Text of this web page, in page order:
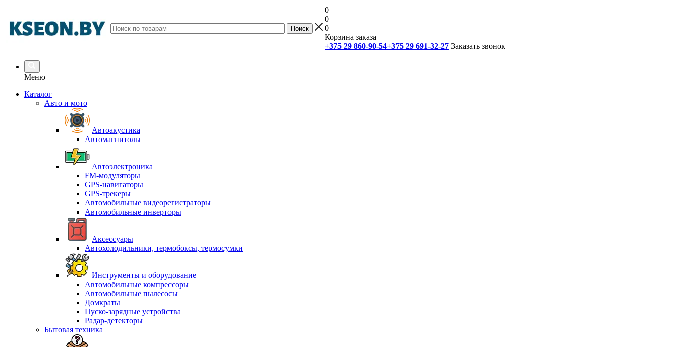
0
0
0
Корзина заказа
+375 29 860-90-54+375 29 691-32-27 Заказать звонок
Меню
Каталог
Авто и мото
Автоакустика
Автомагнитолы
Автоэлектроника
FM-модуляторы
GPS-навигаторы
GPS-трекеры
Автомобильные видеорегистраторы
Автомобильные инверторы
Аксессуары
Автохолодильники, термобоксы, термосумки
Инструменты и оборудование
Автомобильные компрессоры
Автомобильные пылесосы
Домкраты
Пуско-зарядные устройства
Радар-детекторы
Бытовая техника